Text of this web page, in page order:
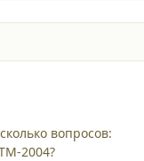
вопросов:
2004?